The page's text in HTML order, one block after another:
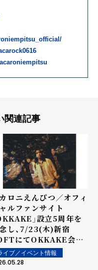
関連記事
ロニえんぴつ／オフィ
ルファンサイト
」設立5周年を
し、7/23(木)新宿
にてOKKAKE会員
ワンマンライブを開
イブ／イベント情報